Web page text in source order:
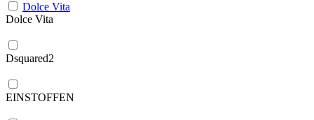
Dolce Vita
Dolce Vita
Dsquared2
EINSTOFFEN